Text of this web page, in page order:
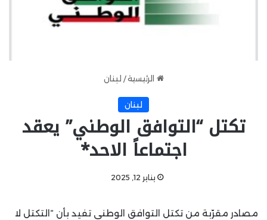
الرئيسية / لبنان
لبنان
تكتل “التوافق الوطني” يعقد
اجتماعاً الاحد*
يناير 12, 2025
مصادر مقرّبة من تكتل التوافق الوطني تفيد بأن “التكتل لا